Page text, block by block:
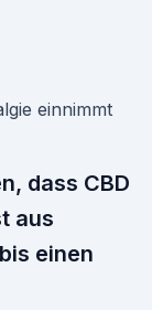
dass CBD
aus
einen